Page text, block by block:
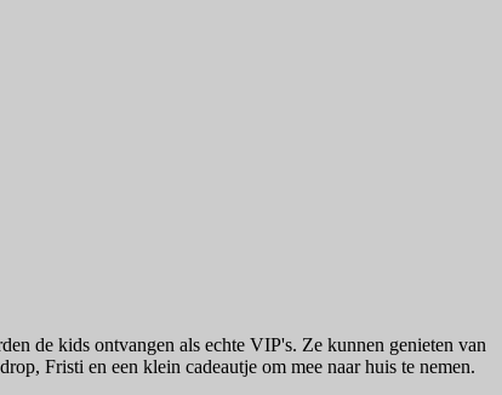
de kids ontvangen als echte VIP's. Ze kunnen genieten van
Fristi en een klein cadeautje om mee naar huis te nemen.